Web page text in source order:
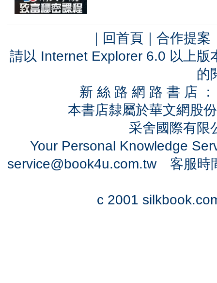
｜ 回首頁 ｜ 合作提案
請以 Internet Explorer 6.0 以上
的
新 絲 路 網 路 書 店
本書店隸屬於華文網股
采舍國際有
Your Personal Knowledge
service@book4u.com.tw客服時
c 2001